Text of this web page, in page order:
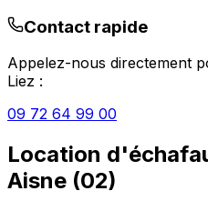
Contact rapide
Appelez-nous directement
Liez :
09 72 64 99 00
Location
Aisne (02)